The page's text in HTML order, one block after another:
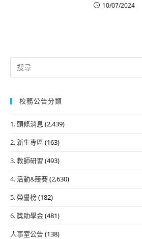
10/07/2024
Search
for:
校務公告分類
1. 頭條消息 (2,439)
2. 新生專區 (163)
3. 教師研習 (493)
4. 活動&競賽(2,630)
5. 榮譽榜(182)
6. 獎助學金(481)
人事室公告(138)